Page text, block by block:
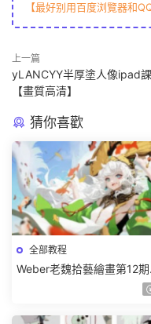
【最好别用百度浏覽器和
上一篇
yLANCYY半厚塗人像ipad
【畫質高清】
猜你喜歡
全部教程
Weber老魏拾藝繪畫第12期
色特訓班【畫質不錯隻有視